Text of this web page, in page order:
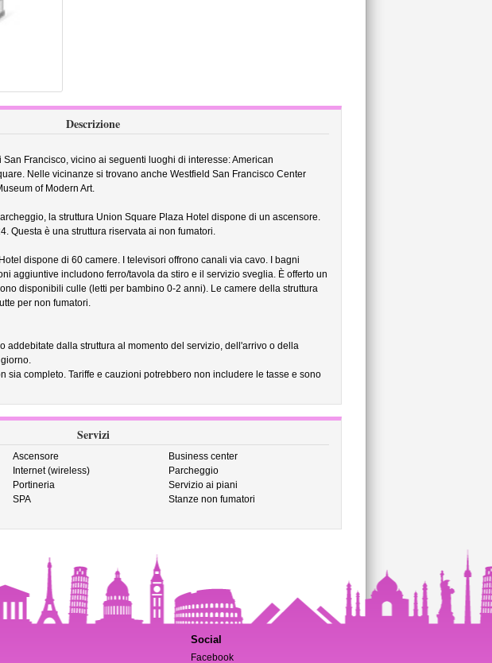
Descrizione
Francisco, vicino ai seguenti luoghi di interesse: American
Nelle vicinanze si trovano anche Westfield San Francisco Center
of Modern Art.
la struttura Union Square Plaza Hotel dispone di un ascensore.
Questa è una struttura riservata ai non fumatori.
dispone di 60 camere. I televisori offrono canali via cavo. I bagni
aggiuntive includono ferro/tavola da stiro e il servizio sveglia. È offerto un
disponibili culle (letti per bambino 0-2 anni). Le camere della struttura
per non fumatori.
addebitate dalla struttura al momento del servizio, dell'arrivo o della
sia completo. Tariffe e cauzioni potrebbero non includere le tasse e sono
Servizi
Ascensore
Business center
Internet (wireless)
Parcheggio
Portineria
Servizio ai piani
SPA
Stanze non fumatori
Social
Facebook